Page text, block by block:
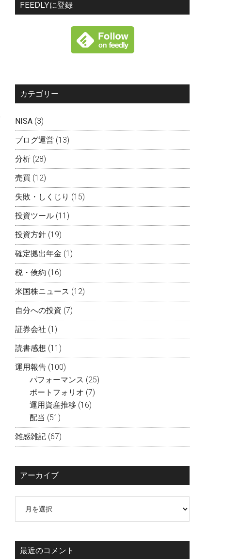
FEEDLYに登録
カテゴリー
NISA (3)
ブログ運営 (13)
分析 (28)
売買 (12)
失敗・しくじり (15)
投資ツール (11)
投資方針 (19)
確定拠出年金 (1)
税・倹約 (16)
米国株ニュース (12)
自分への投資 (7)
証券会社 (1)
読書感想 (11)
運用報告 (100)
パフォーマンス (25)
ポートフォリオ (7)
運用資産推移 (16)
配当 (51)
雑感雑記 (67)
アーカイブ
イ
ブ最近のコメント